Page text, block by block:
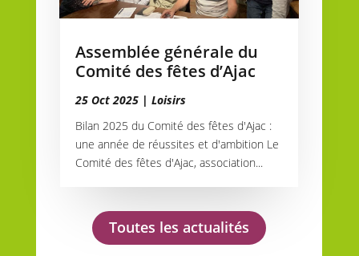
Assemblée générale du
Comité des fêtes d’Ajac
25 Oct 2025| Loisirs
Bilan 2025 du Comité des fêtes d'Ajac :
une année de réussites et d'ambition Le
Comité des fêtes d'Ajac, association...
Toutes les actualités